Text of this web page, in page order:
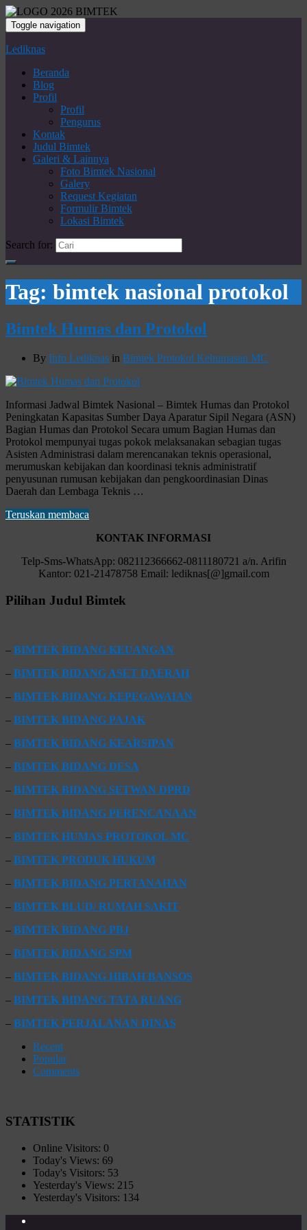
Toggle navigation
Lediknas
Beranda
Blog
Profil
Profil
Pengurus
Kontak
Judul Bimtek
Galeri & Lainnya
Foto Bimtek Nasional
Galery
Request Kegiatan
Formulir Bimtek
Lokasi Bimtek
Search for:
Tag: bimtek nasional protokol
Bimtek Humas dan Protokol
By Info Lediknas in Bimtek Protokol Kehumasan MC
Informasi Jadwal Bimtek Nasional – Bimtek Humas dan Protokol
Peningkatan Kapasitas Sumber Daya Aparatur Sipil Negara (ASN)
Bagian Humas dan Protokol Secara umum Bagian Humas dan
Protokol mempunyai tugas pokok melaksanakan sebagian tugas
Asisten Administrasi dalam merencanakan teknis operasional,
merumuskan kebijakan dan koordinasi teknis administratif
penyusunan rumusan kebijakan dan pengkoordinasian Dinas
Daerah dan Lembaga Teknis …
Teruskan membaca
KONTAK INFORMASI
Telp-Sms-WhatsApp: 082112366662-0811180721 a/n. Arifin
Kantor: 021-21478758 Email: lediknas[@]gmail.com
Pilihan Judul Bimtek
– BIMTEK BIDANG KEUANGAN
– BIMTEK BIDANG ASET DAERAH
– BIMTEK BIDANG KEPEGAWAIAN
– BIMTEK BIDANG PAJAK
– BIMTEK BIDANG KEARSIPAN
– BIMTEK BIDANG DESA
– BIMTEK BIDANG SETWAN DPRD
– BIMTEK BIDANG PERENCANAAN
– BIMTEK HUMAS PROTOKOL MC
– BIMTEK PRODUK HUKUM
– BIMTEK BIDANG PERTANAHAN
– BIMTEK BLUD/ RUMAH SAKIT
– BIMTEK BIDANG PBJ
– BIMTEK BIDANG SPM
– BIMTEK BIDANG HIBAH BANSOS
– BIMTEK BIDANG TATA RUANG
– BIMTEK PERJALANAN DINAS
Recent
Popular
Comments
STATISTIK
Online Visitors: 0
Today's Views: 69
Today's Visitors: 53
Yesterday's Views: 215
Yesterday's Visitors: 134